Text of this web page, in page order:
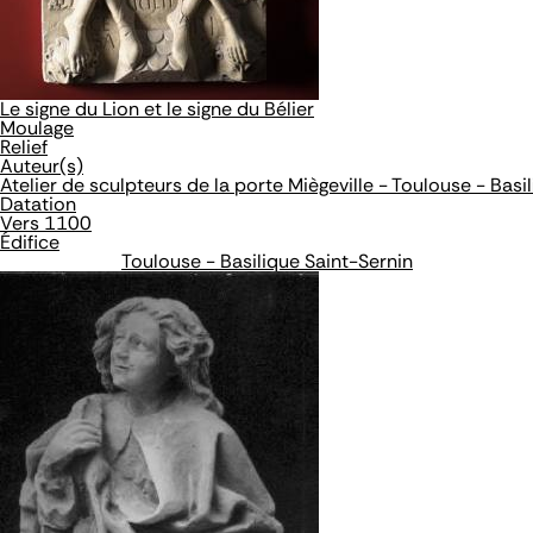
Le signe du Lion et le signe du Bélier
Moulage
Relief
Auteur(s)
Atelier de sculpteurs de la porte Miègeville - Toulouse -
Datation
Vers 1100
Édifice
Toulouse - Basilique Saint-Sernin